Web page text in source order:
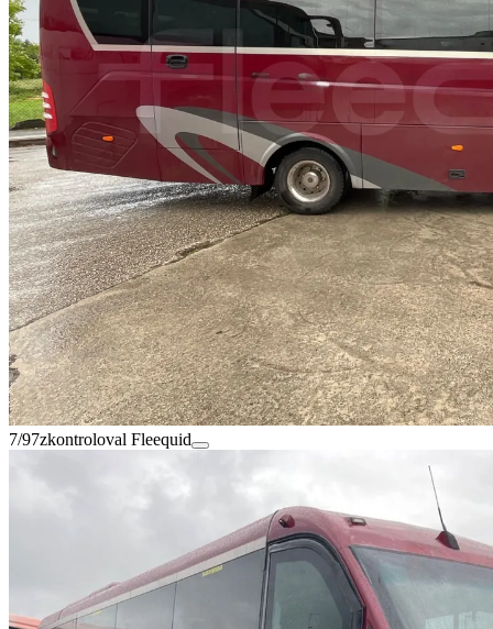
7/97zkontroloval Fleequid